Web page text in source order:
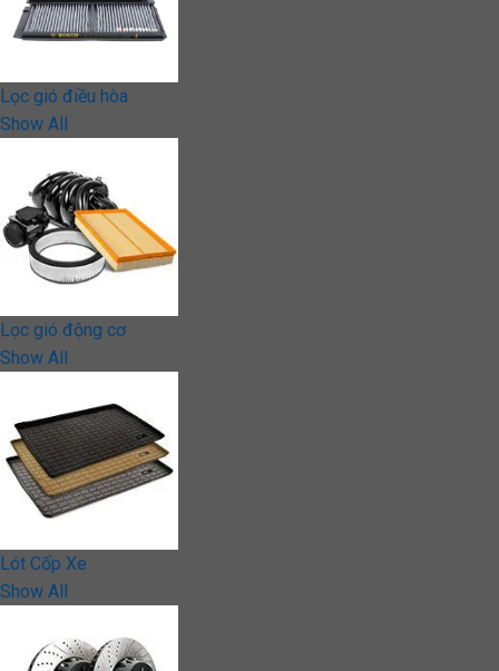
Lọc gió điều hòa
Show All
Lọc gió động cơ
Show All
Lót Cốp Xe
Show All